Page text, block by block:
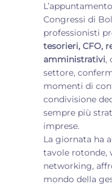
Congressi di
professionisti
tesorieri, CFO,
amministrativi,
settore,
momenti di
condivisione
sempre più
imprese.
La giornata ha
tavole rotonde,
networking,
mondo della